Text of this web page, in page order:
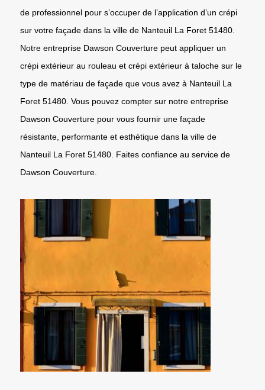
de professionnel pour s’occuper de l’application d’un crépi
sur votre façade dans la ville de Nanteuil La Foret 51480.
Notre entreprise Dawson Couverture peut appliquer un
crépi extérieur au rouleau et crépi extérieur à taloche sur le
type de matériau de façade que vous avez à Nanteuil La
Foret 51480. Vous pouvez compter sur notre entreprise
Dawson Couverture pour vous fournir une façade
résistante, performante et esthétique dans la ville de
Nanteuil La Foret 51480. Faites confiance au service de
Dawson Couverture.